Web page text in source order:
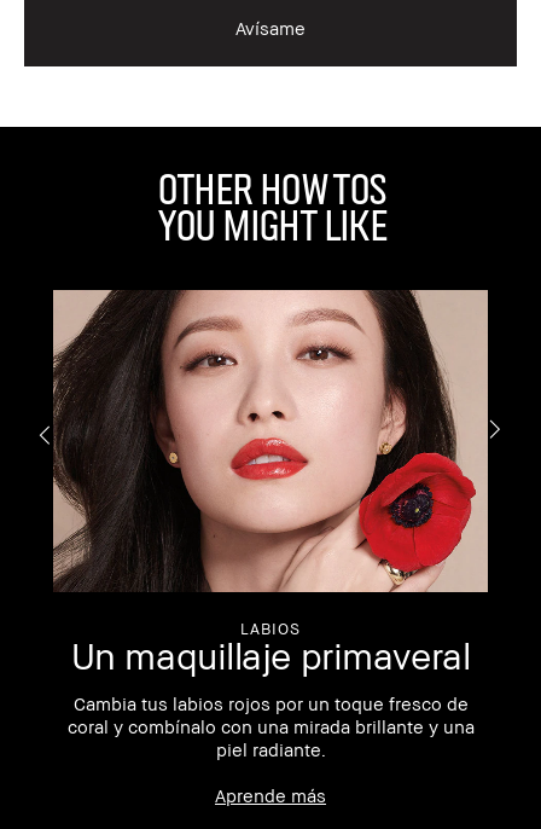
Avísame
Other How Tos
You Might Like
LABIOS
Un maquillaje primaveral
Cambia tus labios rojos por un toque fresco de
coral y combínalo con una mirada brillante y una
piel radiante.
Aprende más